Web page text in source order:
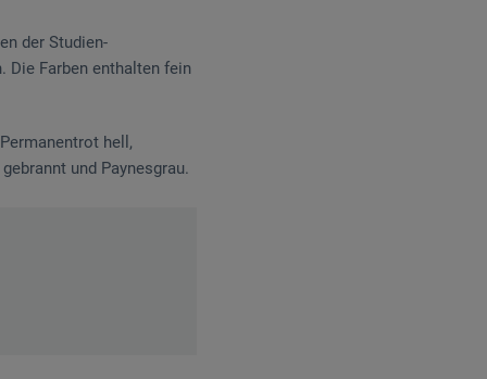
der Studien-
Die Farben enthalten fein
hell,
und Paynesgrau.